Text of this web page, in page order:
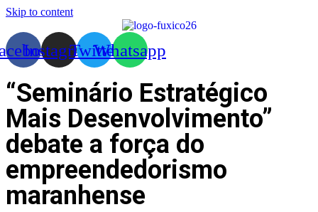
Skip to content
InstagramTwitterWhatsapp
“Seminário Estratégico
Mais Desenvolvimento”
debate a força do
empreendedorismo
maranhense